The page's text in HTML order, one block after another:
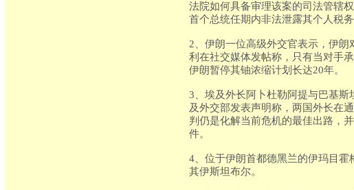
法院如何具备审理该案的司法管辖
首个总统任期内非法泄露其个人税
2、伊朗一位高级外交官表示，伊
利在社交媒体发帖称，只有当对手
伊朗暂停其铀浓缩计划长达20年。
3、埃及外长阿卜杜勒阿提与巴基
及外交部发表声明称，两国外长在
判仍是化解当前危机的最佳出路，
件。
4、位于伊朗首都德黑兰的伊玛目
其伊斯坦布尔。